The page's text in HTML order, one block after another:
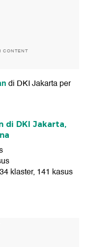
CONTENT
di DKI Jakarta per
di DKI Jakarta,
klaster, 141 kasus